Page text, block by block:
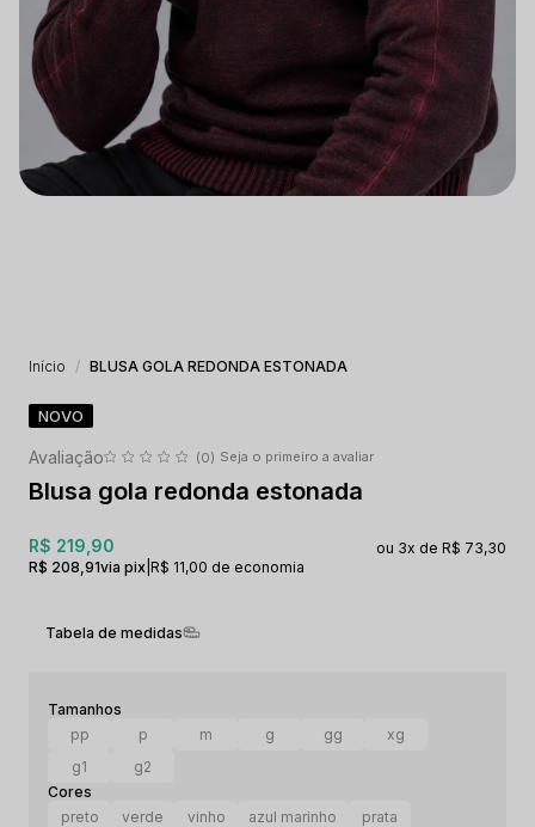
Início BLUSA GOLA REDONDA ESTONADA
NOVO
(0) Seja o primeiro a avaliar
Blusa gola redonda estonada
R$ 208,91via pix R$ 11,00 de economia
R$ 219,90 3x R$ 73,30
Tabela de medidas
pp p m g gg
xg
g1
g2
preto verde vinho azul marinho prata